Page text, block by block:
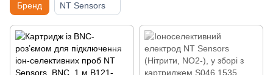
Бренд NT Sensors